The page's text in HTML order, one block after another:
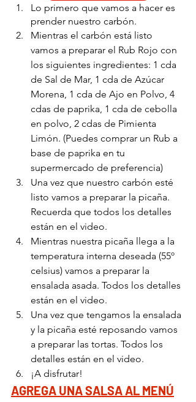
Lo primero que vamos a hacer es
prender nuestro carbón.
Mientras el carbón está listo
vamos a preparar el Rub Rojo con
los siguientes ingredientes: 1 cda
de Sal de Mar, 1 cda de Azúcar
Morena, 1 cda de Ajo en Polvo, 4
cdas de paprika, 1 cda de cebolla
en polvo, 2 cdas de Pimienta
Limón. (Puedes comprar un Rub a
base de paprika en tu
supermercado de preferencia)
Una vez que nuestro carbón esté
listo vamos a preparar la picaña.
Recuerda que todos los detalles
están en el video.
Mientras nuestra picaña llega a la
temperatura interna deseada (55º
celsius) vamos a preparar la
ensalada asada. Todos los detalles
están en el video.
Una vez que tengamos la ensalada
y la picaña esté reposando vamos
a preparar las tortas. Todos los
detalles están en el video.
¡A disfrutar!
AGREGA UNA SALSA AL MENÚ